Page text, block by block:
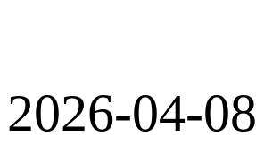
2026-04-08